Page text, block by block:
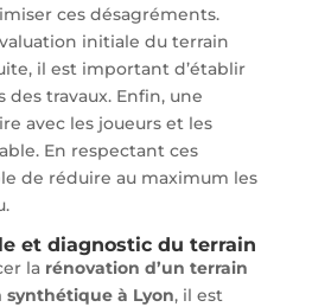
ces désagréments.
initiale du terrain
il est important d’établir
travaux. Enfin, une
avec les joueurs et les
En respectant ces
de réduire au maximum les
et diagnostic du terrain
la rénovation d’un terrain
à Lyon, il est